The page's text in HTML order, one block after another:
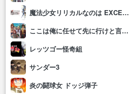
魔法少女リリカルなのは EXCEEDS Gun Blaze Vengeance
ここは俺に任せて先に行けと言ってから10年がたったら伝説になっていた。
レッツゴー怪奇組
サンダー3
炎の闘球女 ドッジ弾子